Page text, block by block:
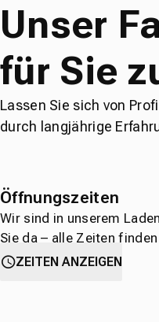
Unser
für Sie
Lassen Sie sich von
durch langjährige
Öffnungszeiten
Wir sind in unserem
Sie da – alle Zeiten
einen Blick.
ZEITEN ANZEIGEN